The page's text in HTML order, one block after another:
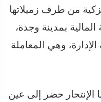
من طرف زميلاتها
بمدينة وجدة،
وهي المعاملة
الإنتحار حضر إلى عين